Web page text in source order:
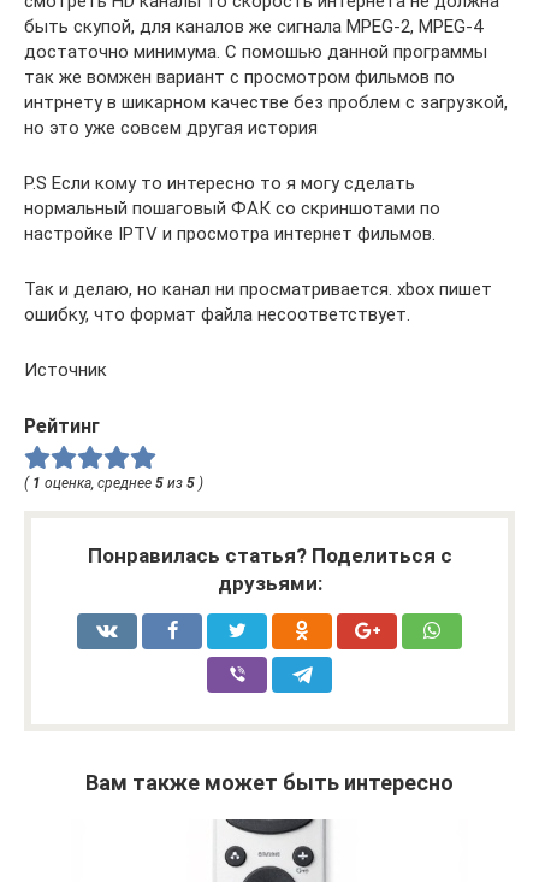
быть скупой, для каналов же сигнала MPEG-2, MPEG-4
достаточно минимума. С помошью данной программы
так же вомжен вариант с просмотром фильмов по
интрнету в шикарном качестве без проблем с загрузкой,
но это уже совсем другая история
P.S Если кому то интересно то я могу сделать
нормальный пошаговый ФАК со скриншотами по
настройке IPTV и просмотра интернет фильмов.
Так и делаю, но канал ни просматривается. xbox пишет
ошибку, что формат файла несоответствует.
Источник
Рейтинг
( 1 оценка, среднее 5 из 5 )
Понравилась статья? Поделиться с
друзьями:
Вам также может быть интересно